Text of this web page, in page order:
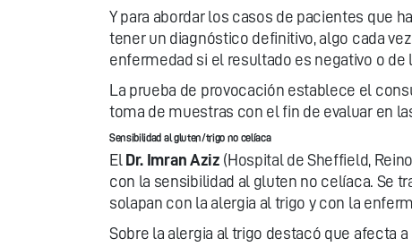
Y para abordar los casos de pacientes que
tener un diagnóstico definitivo, algo cada
enfermedad si el resultado es negativo o
La prueba de provocación establece el
toma de muestras con el fin de evaluar en
Sensibilidad al gluten/trigo no celíaca
El Dr. Imran Aziz (Hospital de Sheffield,
con la sensibilidad al gluten no celíaca. Se
solapan con la alergia al trigo y con la
Sobre la alergia al trigo destacó que afecta